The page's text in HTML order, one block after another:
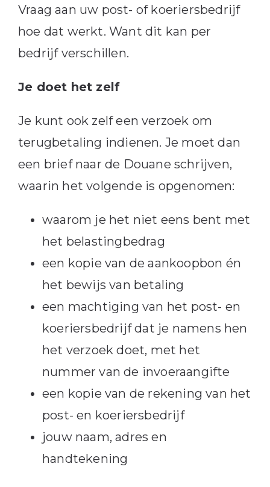
Vraag aan uw post- of koeriersbedrijf
hoe dat werkt. Want dit kan per
bedrijf verschillen.
Je doet het zelf
Je kunt ook zelf een verzoek om
terugbetaling indienen. Je moet dan
een brief naar de Douane schrijven,
waarin het volgende is opgenomen:
waarom je het niet eens bent met
het belastingbedrag
een kopie van de aankoopbon én
het bewijs van betaling
een machtiging van het post- en
koeriersbedrijf dat je namens hen
het verzoek doet, met het
nummer van de invoeraangifte
een kopie van de rekening van het
post- en koeriersbedrijf
jouw naam, adres en
handtekening